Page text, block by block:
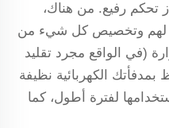
تحكم رفيع. من هناك،
لهم وتخصيص كل شيء من
(في الواقع مجرد تقليد
بمدفأتك الكهربائية نظيفة
لفترة أطول، كما